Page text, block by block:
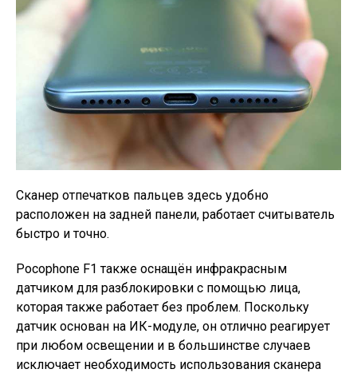
Сканер отпечатков пальцев здесь удобно
расположен на задней панели, работает считыватель
быстро и точно.
Pocophone F1 также оснащён инфракрасным
датчиком для разблокировки с помощью лица,
которая также работает без проблем. Поскольку
датчик основан на ИК-модуле, он отлично реагирует
при любом освещении и в большинстве случаев
исключает необходимость использования сканера